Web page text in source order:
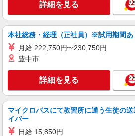
時給1400円〜1450
残業代支給 ★交通費別
+゜・。○。・゜+゜・
万円支給(規定有) お友達を紹介頂くと, インセンテ
有）★ ゜・。○。・゜
宮崎県宮崎市の家
キープ
紹介予定派遣
株式会社シエロ
【ドコモ】の店舗ス
時給1300円〜1400
残業代支給 ★交通費別
+゜・。○。・゜+゜・
宮崎県宮崎市の
詳細を見る
本社総務・経理（正社員）※試用期間あ
月給 222,750円〜230,750円
豊中市
詳細を見る
マイクロバスにて教習所に通う生徒の送
イバー
日給 15,850円